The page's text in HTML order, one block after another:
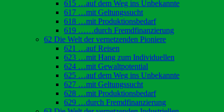
615 …auf dem Weg ins Unbekannte
617 …mit Geltungssucht
618 …mit Produktionsbedarf
619 ……durch Fremdfinanzierung
62 Die Welt der vernetzenden Pioniere
621 …auf Reisen
623 …mit Hang zum Individuellen
624 …mit Gewaltpotential
625 …auf dem Weg ins Unbekannte
627 …mit Geltungssucht
628 …mit Produktionsbedarf
629 …durch Fremdfinanzierung